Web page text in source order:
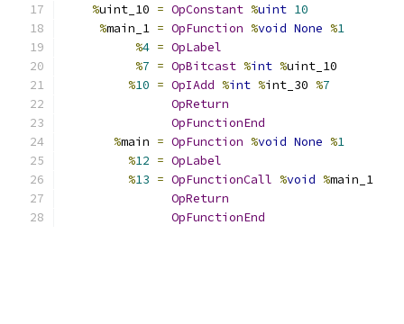
%uint_10 = OpConstant %uint 10
%main_1 = OpFunction %void None %1
%4 = OpLabel
%7 = OpBitcast %int %uint_10
%10 = OpIAdd %int %int_30 %7
OpReturn
OpFunctionEnd
%main = OpFunction %void None %1
%12 = OpLabel
%13 = OpFunctionCall %void %main_1
OpReturn
OpFunctionEnd